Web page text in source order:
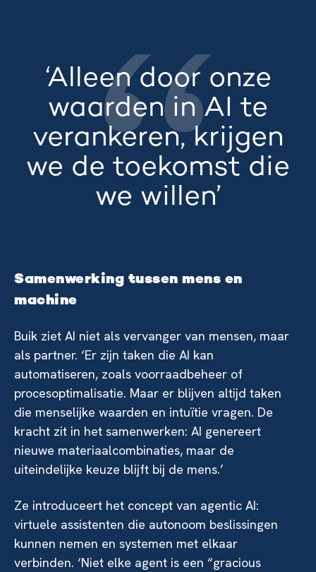
‘Alleen door onze
waarden in AI te
verankeren, krijgen
we de toekomst die
we willen’
Samenwerking tussen mens en
machine
Buik ziet AI niet als vervanger van mensen, maar
als partner. ‘Er zijn taken die AI kan
automatiseren, zoals voorraadbeheer of
procesoptimalisatie. Maar er blijven altijd taken
die menselijke waarden en intuïtie vragen. De
kracht zit in het samenwerken: AI genereert
nieuwe materiaalcombinaties, maar de
uiteindelijke keuze blijft bij de mens.’
Ze introduceert het concept van agentic AI:
virtuele assistenten die autonoom beslissingen
kunnen nemen en systemen met elkaar
verbinden. ‘Niet elke agent is een “gracious